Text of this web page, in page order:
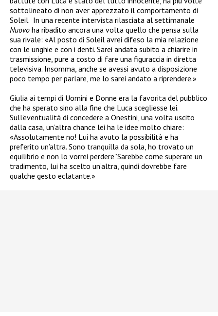
sottolineato di non aver apprezzato il comportamento di
Soleil. In una recente intervista rilasciata al settimanale
Nuovo ha ribadito ancora una volta quello che pensa sulla
sua rivale: «Al posto di Soleil avrei difeso la mia relazione
con le unghie e con i denti. Sarei andata subito a chiarire in
trasmissione, pure a costo di fare una figuraccia in diretta
televisiva. Insomma, anche se avessi avuto a disposizione
poco tempo per parlare, me lo sarei andato a riprendere.»
Giulia ai tempi di Uomini e Donne era la favorita del pubblico
che ha sperato sino alla fine che Luca scegliesse lei.
Sull’eventualità di concedere a Onestini, una volta uscito
dalla casa, un’altra chance lei ha le idee molto chiare:
«Assolutamente no! Lui ha avuto la possibilità e ha
preferito un’altra. Sono tranquilla da sola, ho trovato un
equilibrio e non lo vorrei perdere”Sarebbe come superare un
tradimento, lui ha scelto un’altra, quindi dovrebbe fare
qualche gesto eclatante.»